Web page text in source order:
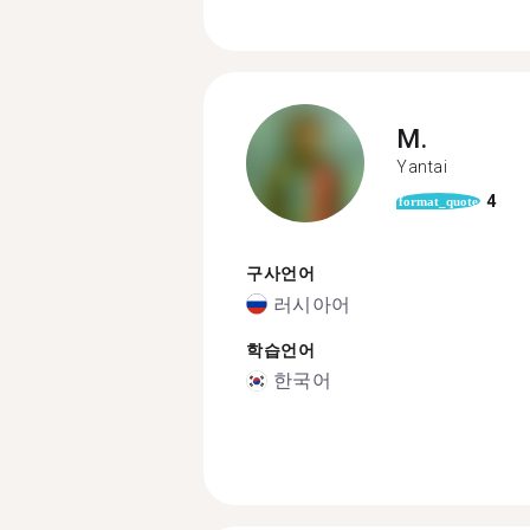
M.
Yantai
format_quote 4
구사언어
러시아어
학습언어
한국어